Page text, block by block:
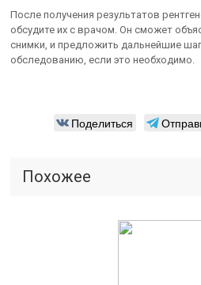
После получения результатов
обсудите их с врачом. Он сможет
снимки, и предложить дальнейшие
обследованию, если это необходимо.
Поделиться
Похожее